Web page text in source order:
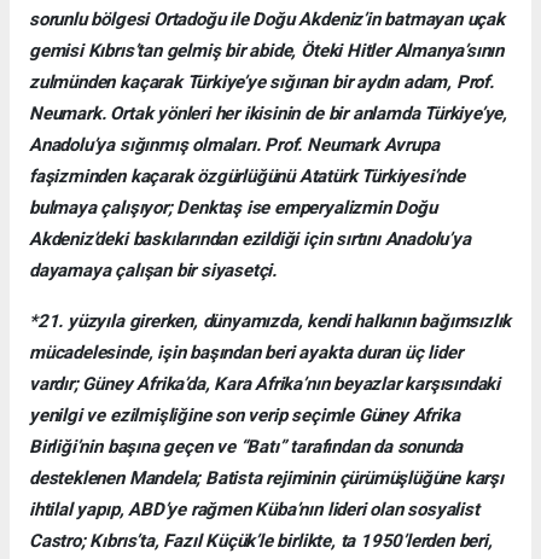
sorunlu bölgesi Ortadoğu ile Doğu Akdeniz’in batmayan uçak
gemisi Kıbrıs’tan gelmiş bir abide, Öteki Hitler Almanya’sının
zulmünden kaçarak Türkiye’ye sığınan bir aydın adam, Prof.
Neumark. Ortak yönleri her ikisinin de bir anlamda Türkiye’ye,
Anadolu’ya sığınmış olmaları. Prof. Neumark Avrupa
faşizminden kaçarak özgürlüğünü Atatürk Türkiyesi’nde
bulmaya çalışıyor; Denktaş ise emperyalizmin Doğu
Akdeniz’deki baskılarından ezildiği için sırtını Anadolu’ya
dayamaya çalışan bir siyasetçi.
*21. yüzyıla girerken, dünyamızda, kendi halkının bağımsızlık
mücadelesinde, işin başından beri ayakta duran üç lider
vardır; Güney Afrika’da, Kara Afrika’nın beyazlar karşısındaki
yenilgi ve ezilmişliğine son verip seçimle Güney Afrika
Birliği’nin başına geçen ve “Batı” tarafından da sonunda
desteklenen Mandela; Batista rejiminin çürümüşlüğüne karşı
ihtilal yapıp, ABD’ye rağmen Küba’nın lideri olan sosyalist
Castro; Kıbrıs’ta, Fazıl Küçük’le birlikte, ta 1950’lerden beri,